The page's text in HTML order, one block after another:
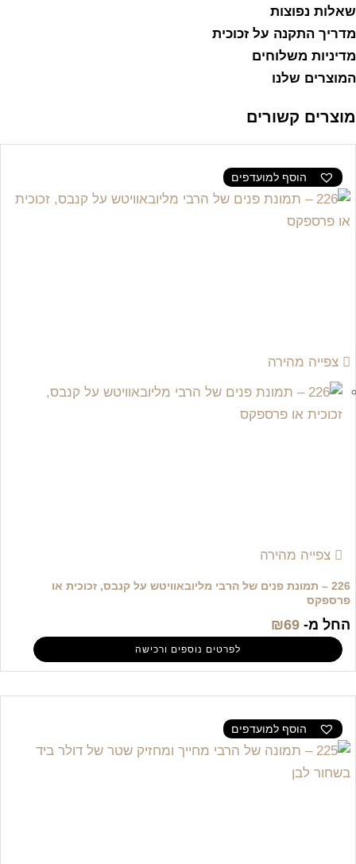
על
קנבס
או
שאלות נפוצות
מדריך התקנה על זכוכית
מדיניות משלוחים
המוצרים שלנו
מוצרים קשורים
הוסף למועדפים
צפייה מהירה
צפייה מהירה
226 – תמונת פנים של הרבי מליובאוויטש על קנבס, זכוכית או
פרספקס
החל מ- ₪69
לפרטים נוספים ורכישה
הוסף למועדפים